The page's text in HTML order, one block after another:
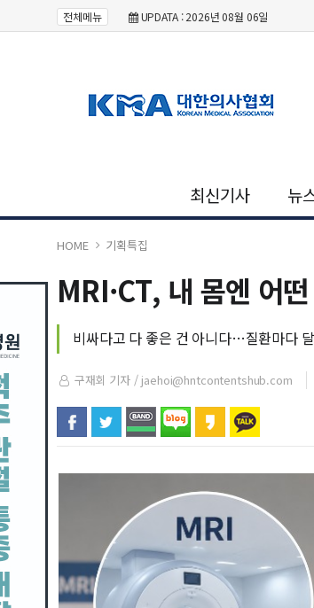
전체메뉴 UPDATA : 2026년 08월 06일
최신기사 뉴
HOME 기획특집
MRI·CT, 내 몸엔 어
비싸다고 다 좋은 건 아니다…질환마다
구재회 기자 / jaehoi@hntcontentshub.com